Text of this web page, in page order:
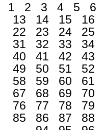
1 2 3 4 5 6
13
14 15 16
22
23 24 25
31
32 33 34
40
41 42 43
49
50 51 52
58
59 60 61
67
68 69 70
76
77 78 79
85
86 87 88